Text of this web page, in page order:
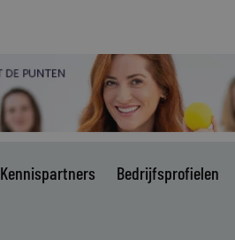
Kennispartners Bedrijfsprofielen